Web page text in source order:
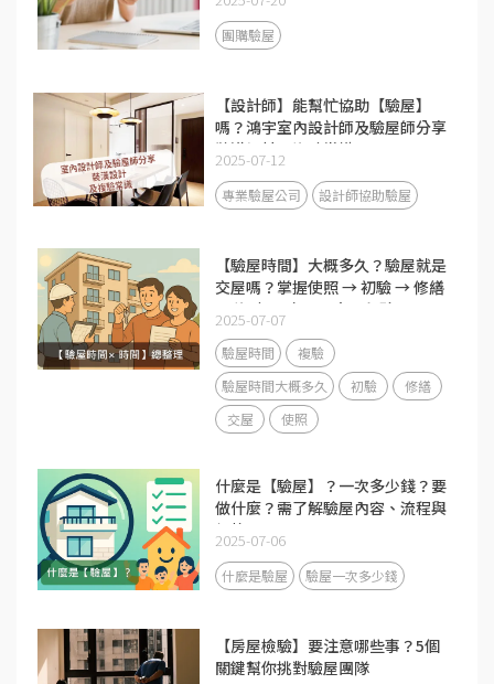
團購驗屋
【設計師】能幫忙協助【驗屋】
嗎？鴻宇室內設計師及驗屋師分享
裝潢設計及複驗常識！
2025-07-12
專業驗屋公司 設計師協助驗屋
【驗屋時間】大概多久？驗屋就是
交屋嗎？掌握使照 → 初驗 → 修繕
→ 複驗 → 交屋五大里程碑
2025-07-07
驗屋時間
複驗
驗屋時間大概多久
初驗
修繕
交屋
使照
什麼是【驗屋】？一次多少錢？要
做什麼？需了解驗屋內容、流程與
價格
2025-07-06
什麼是驗屋 驗屋一次多少錢
【房屋檢驗】要注意哪些事？5個
關鍵幫你挑對驗屋團隊